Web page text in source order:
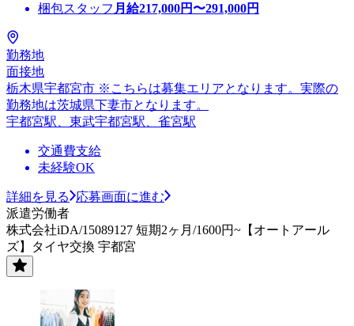
梱包スタッフ 月給217,000円〜291,000円
勤務地
面接地
栃木県宇都宮市 ※こちらは募集エリアとなります。実際の
勤務地は茨城県下妻市となります。
宇都宮駅、東武宇都宮駅、雀宮駅
交通費支給
未経験OK
詳細を見る
応募画面に進む
派遣労働者
株式会社iDA/15089127 短期2ヶ月/1600円~【オートアール
ズ】タイヤ交換 宇都宮